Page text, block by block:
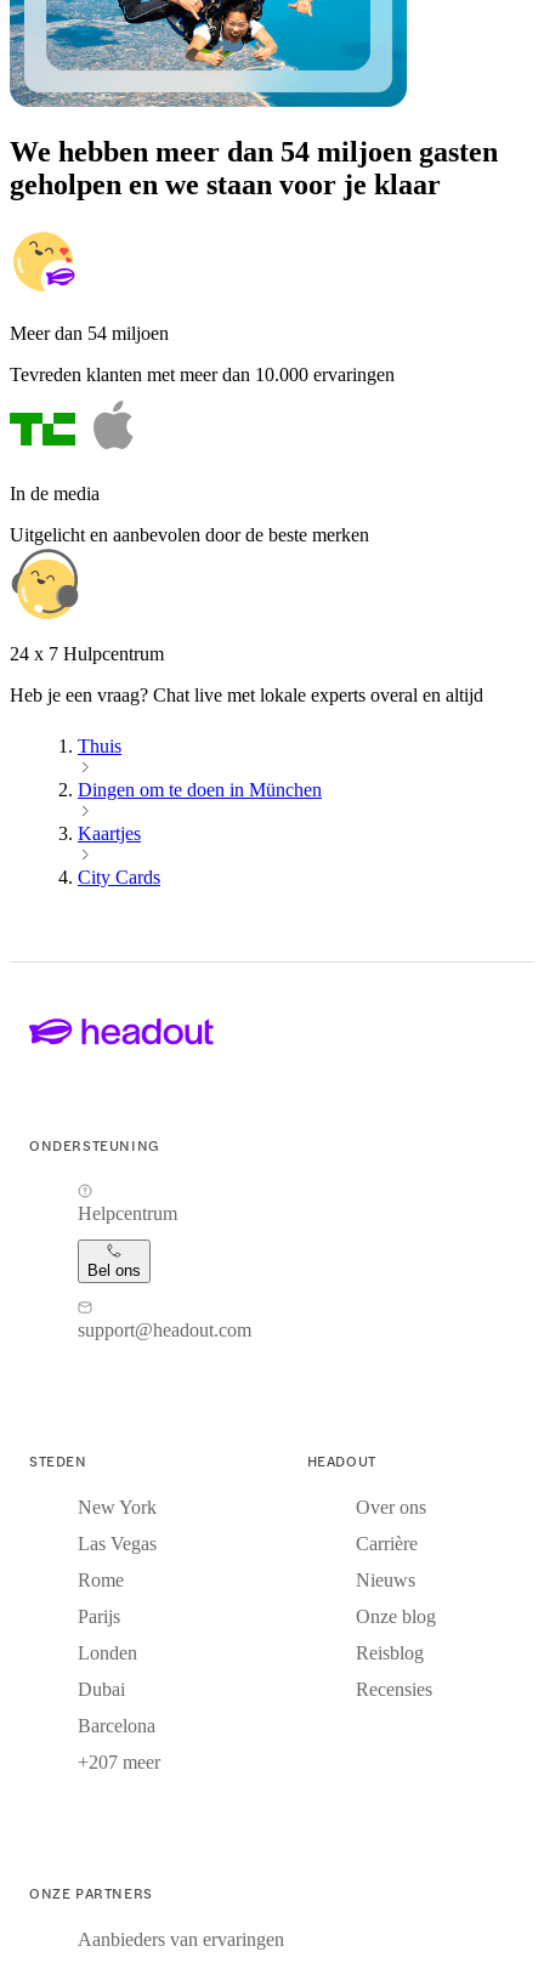
We hebben meer dan 54 miljoen gasten
geholpen en we staan voor je klaar
Meer dan 54 miljoen
Tevreden klanten met meer dan 10.000 ervaringen
In de media
Uitgelicht en aanbevolen door de beste merken
24 x 7 Hulpcentrum
Heb je een vraag? Chat live met lokale experts overal en altijd
Thuis
Dingen om te doen in München
Kaartjes
City Cards
ONDERSTEUNING
Helpcentrum
Bel ons
support@headout.com
STEDEN
New York
Las Vegas
Rome
Parijs
Londen
Dubai
Barcelona
+207 meer
HEADOUT
Over ons
Carrière
Nieuws
Onze blog
Reisblog
Recensies
ONZE PARTNERS
Aanbieders van ervaringen